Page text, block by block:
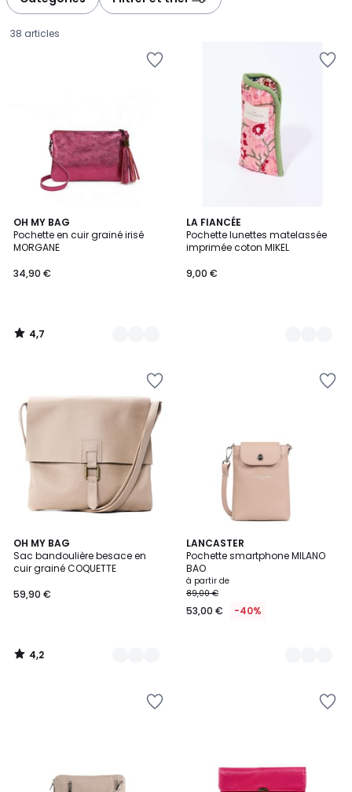
38 articles
OH MY BAG
Pochette en cuir grainé irisé
MORGANE
€.
34,90 €
4,7
/ 5
15
Couleurs
4,7
/
LA FIANCÉE
Pochette lunettes matelassée
imprimée coton MIKEL
9,00 €
6
Couleurs
OH MY BAG
Sac bandoulière besace en
cuir grainé COQUETTE
59,90 €
4,2
/ 5
18
Couleurs
4,2
/
LANCASTER
Pochette smartphone MILANO
BAO
à partir de
89,00 €
53,00 € -40%
11
Couleurs